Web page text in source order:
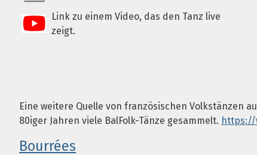
Link zu einem Video, das den Tanz live
zeigt.
Eine weitere Quelle von französischen Volkstänzen
80iger Jahren viele BalFolk-Tänze gesammelt. https://
Bourrées